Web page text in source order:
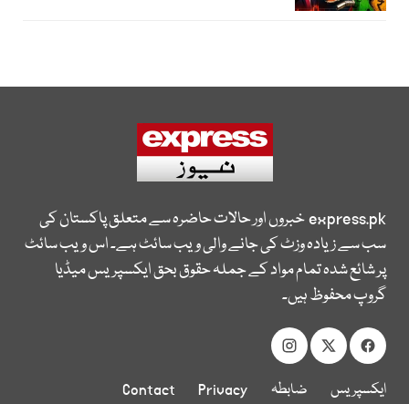
express.pkخبروں اور حالات حاضرہ سے متعلق پاکستان کی
سب سے زیادہ وزٹ کی جانے والی ویب سائٹ ہے۔ اس ویب سائٹ
پر شائع شدہ تمام مواد کے جملہ حقوق بحق ایکسپریس میڈیا
گروپ محفوظ ہیں۔
ایکسپریس
ضابطہ
Privacy
Contact